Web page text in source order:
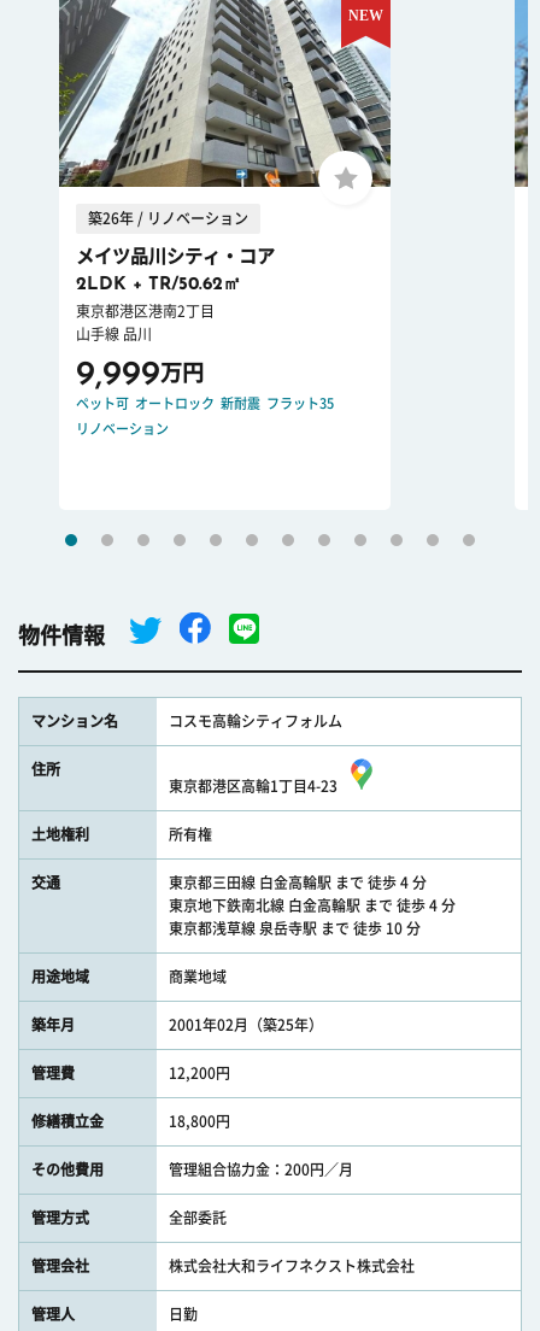
築26年 / リノベーション
メイツ品川シティ・コア
2LDK + TR/50.62㎡
東京都港区港南2丁目
山手線 品川
9,999万円
ペット可 オートロック 新耐震 フラット35
リノベーション
物件情報
マンション名 コスモ高輪シティフォルム
住所
東京都港区高輪1丁目4-23
土地権利 所有権
交通
東京都三田線 白金高輪駅 まで 徒歩 4 分
東京地下鉄南北線 白金高輪駅 まで 徒歩 4 分
東京都浅草線 泉岳寺駅 まで 徒歩 10 分
用途地域 商業地域
築年月 2001年02月（築25年）
管理費 12,200円
修繕積立金 18,800円
その他費用 管理組合協力金：200円／月
管理方式 全部委託
管理会社 株式会社大和ライフネクスト株式会社
管理人 日勤